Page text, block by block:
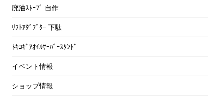
廃油ｽﾄｰﾌﾞ 自作
ﾘﾌﾄｱﾀﾞﾌﾟﾀｰ 下駄
ﾄｷｺｷﾞｱｵｲﾙｻｰﾊﾞｰｽﾀﾝﾄﾞ
イベント情報
ショップ情報